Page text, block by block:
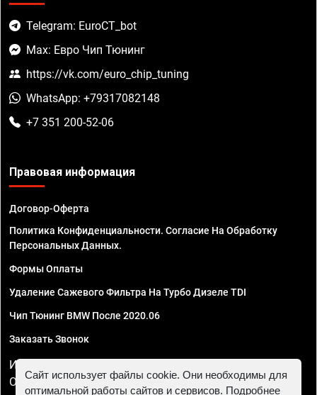
Telegram: EuroCT_bot
Max: Евро Чип Тюнинг
https://vk.com/euro_chip_tuning
WhatsApp: +79317082148
+7 351 200-52-06
Правовая информация
Договор-Оферта
Политика Конфиденциальности. Согласие На Обработку
Персональных Данных.
Формы Оплаты
Удаление Сажевого Фильтра На Турбо Дизеле TDI
Чип Тюнинг BMW После 2020.06
Заказать Звонок
ИП Смирнов Георгий Павлович. ИНН 781302555843,
ОГРНИП 324470400032610
Сайт использует файлы cookie. Они необходимы для
оптимальной работы сайтов и сервисов. Подробнее